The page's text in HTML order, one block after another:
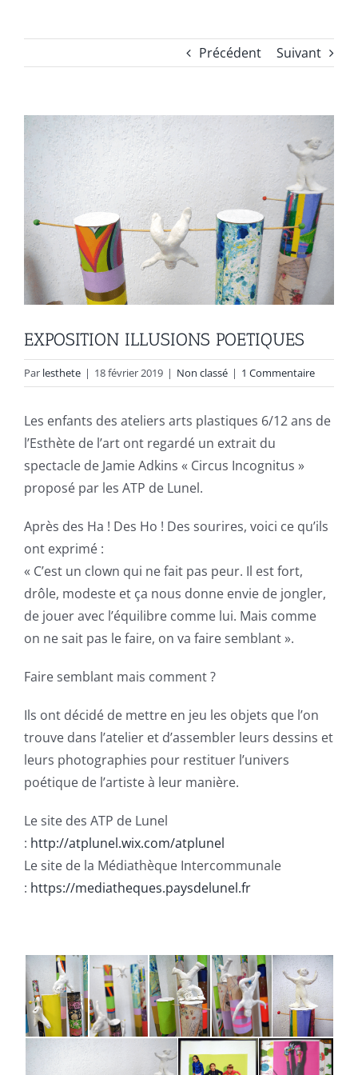
Précédent Suivant
EXPOSITION ILLUSIONS POETIQUES
Par lesthete | 18 février 2019 | Non classé | 1 Commentaire
Les enfants des ateliers arts plastiques 6/12 ans de
l’Esthète de l’art ont regardé un extrait du
spectacle de Jamie Adkins « Circus Incognitus »
proposé par les ATP de Lunel.
Après des Ha ! Des Ho ! Des sourires, voici ce qu’ils
ont exprimé :
« C’est un clown qui ne fait pas peur. Il est fort,
drôle, modeste et ça nous donne envie de jongler,
de jouer avec l’équilibre comme lui. Mais comme
on ne sait pas le faire, on va faire semblant ».
Faire semblant mais comment ?
Ils ont décidé de mettre en jeu les objets que l’on
trouve dans l’atelier et d’assembler leurs dessins et
leurs photographies pour restituer l’univers
poétique de l’artiste à leur manière.
Le site des ATP de Lunel
: http://atplunel.wix.com/atplunel
Le site de la Médiathèque Intercommunale
: https://mediatheques.paysdelunel.fr